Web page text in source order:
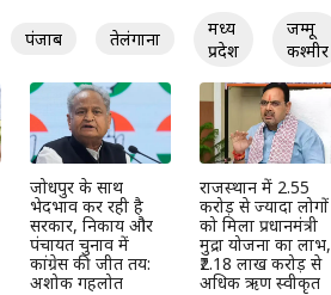
पंजाब तेलंगाना
मध्य
प्रदेश
जम्मू
कश्मीर
जोधपुर के साथ
भेदभाव कर रही है
सरकार, निकाय और
पंचायत चुनाव में
कांग्रेस की जीत तय:
अशोक गहलोत
राजस्थान में 2.55
करोड़ से ज्यादा लोगों
को मिला प्रधानमंत्री
मुद्रा योजना का लाभ,
₹2.18 लाख करोड़ से
अधिक ऋण स्वीकृत